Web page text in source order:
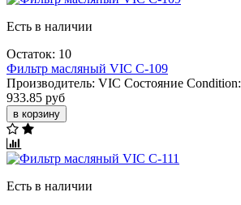
Есть в наличии
Остаток: 10
Фильтр масляный VIC C-109
Производитель: VIC Состояние Condition:
933.85 руб
в корзину
Есть в наличии